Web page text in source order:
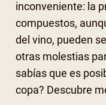
inconveniente: la
compuestos,
del vino, pueden
otras molestias
sabías que es
copa? Descubre